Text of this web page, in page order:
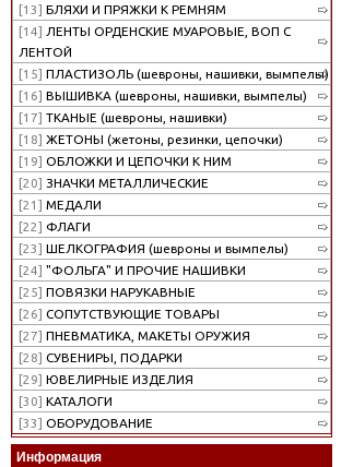
[13] БЛЯХИ И ПРЯЖКИ К РЕМНЯМ
[14] ЛЕНТЫ ОРДЕНСКИЕ МУАРОВЫЕ, ВОП С
ЛЕНТОЙ
[15] ПЛАСТИЗОЛЬ (шевроны, нашивки, вымпелы)
[16] ВЫШИВКА (шевроны, нашивки, вымпелы)
[17] ТКАНЫЕ (шевроны, нашивки)
[18] ЖЕТОНЫ (жетоны, резинки, цепочки)
[19] ОБЛОЖКИ И ЦЕПОЧКИ К НИМ
[20] ЗНАЧКИ МЕТАЛЛИЧЕСКИЕ
[21] МЕДАЛИ
[22] ФЛАГИ
[23] ШЕЛКОГРАФИЯ (шевроны и вымпелы)
[24] "ФОЛЬГА" И ПРОЧИЕ НАШИВКИ
[25] ПОВЯЗКИ НАРУКАВНЫЕ
[26] СОПУТСТВУЮЩИЕ ТОВАРЫ
[27] ПНЕВМАТИКА, МАКЕТЫ ОРУЖИЯ
[28] СУВЕНИРЫ, ПОДАРКИ
[29] ЮВЕЛИРНЫЕ ИЗДЕЛИЯ
[30] КАТАЛОГИ
[33] ОБОРУДОВАНИЕ
Информация